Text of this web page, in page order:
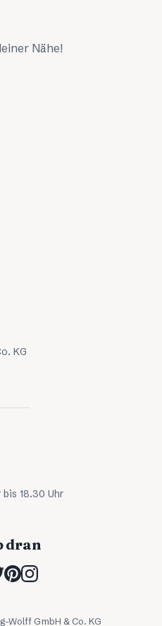
Nähe!
KG
18.30 Uhr
dran
Wolff GmbH & Co. KG